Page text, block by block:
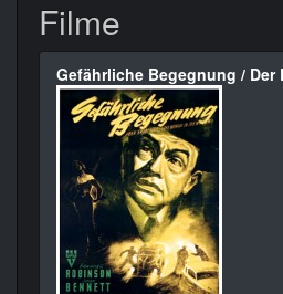
Filme
Gefährliche Begegnung / Der